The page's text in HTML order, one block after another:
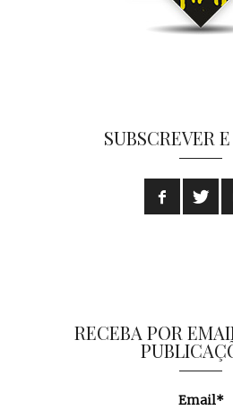
SUBSCREVER
RECEBA POR
Email*